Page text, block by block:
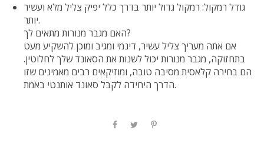
גודל רמקול: רמקול גדול יותר בדרך כלל יפיק צליל מלא ועשיר
יותר.
האם מגבר מנורות מתאים לך?
אם אתה מעריך צליל עשיר, דינמי ומגיב ומוכן להשקיע מעט
בתחזוקה, מגבר מנורות יכול לשנות את הסאונד שלך לחלוטין.
הם בחירה קלאסית מסיבה טובה, ומוזיקאים רבים מאמינים שזו
הדרך היחידה לקבל סאונד אותנטי באמת.